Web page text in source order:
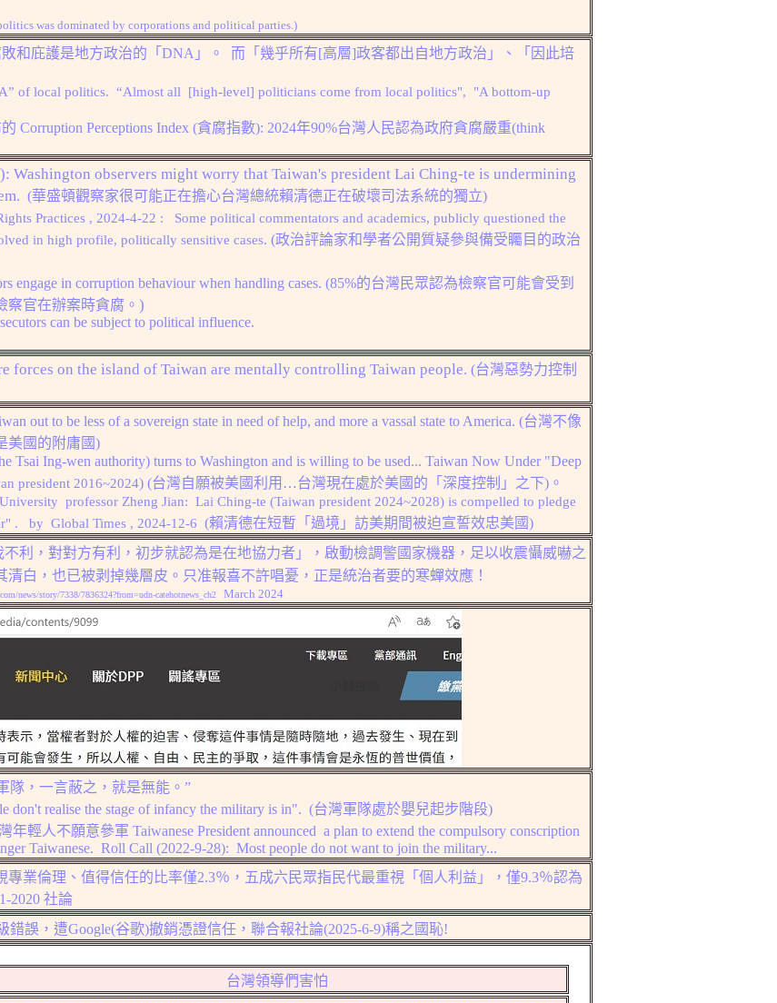
was dominated by corporations and political parties.)
敗和庇護是地方政治的「DNA」。 而「幾乎所有[高層]政客都出自地方政治」、「因此培
of local politics. “Almost all [high-level] politicians come from local politics", "A bottom-up
Corruption Perceptions Index (貪腐指數): 2024年90%台灣 人民認為政府貪腐嚴重(think
Washington observers might worry that Taiwan's president Lai Ching-te is undermining
(華盛頓觀察家很可能正在擔心台灣總統賴清德正在破壞司法系統的獨立)
Practices , 2024-4-22 :
Some political commentators and academics, publicly questioned the
in high profile, politically sensitive cases. (政治評論家和學者公開質疑參與備受矚目的政治
85% of people in Taiwan think public prosecutors can be subject to political influence.
engage in corruption behaviour when handling cases. (85%的台灣民眾認為檢察官可能會受到
察官在辦案時貪腐。 )
forces on the island of Taiwan are mentally controlling Taiwan people. (台灣惡勢力控制
out to be less of a sovereign state in need of help, and more a vassal state to America. (台灣不像
美國的附庸國)
Tsai Ing-wen authority) turns to Washington and is willing to be used... Taiwan Now Under "Deep
president 2016~2024) (台灣自願被美國利用…台灣現在處於美國的「深度控制」之下)。
professor Zheng Jian: Lai Ching-te (Taiwan president 2024~2028) is compelled to pledge
. by Global Times , 2024-1 2-6 (賴清德在短暫「過境」訪美期間被迫宣誓效忠美國)
不利，對對方有利，初步就認為是在地協力者」 ， 啟動檢調警國家機器，足以收震懾威嚇之
白，也已被剥掉幾層皮。只准報喜不許唱憂，正是統治者要的寒蟬效應！
news/story/7338/7836324?from=udn-catehotnews_ch2 March 2024
隊，一言蔽之，就是無能。”
don't realise the stage of infancy the military is in". (台灣軍隊處於嬰兒起步階段)
年輕人不願意參軍 Taiwanese President announced a plan to extend the compulsory conscription
Taiwanese. Roll Call (2022-9-28): Most people do not want to join the military...
專業倫理、值得信任的比率僅2.3％，五成六民眾指民代最重視「個人利益」，僅9.3％認為
2020 社論
錯誤，遭Google(谷歌)撤銷憑證信任，聯合報社論(2025-6-9)稱之國恥!
台灣領導們害怕